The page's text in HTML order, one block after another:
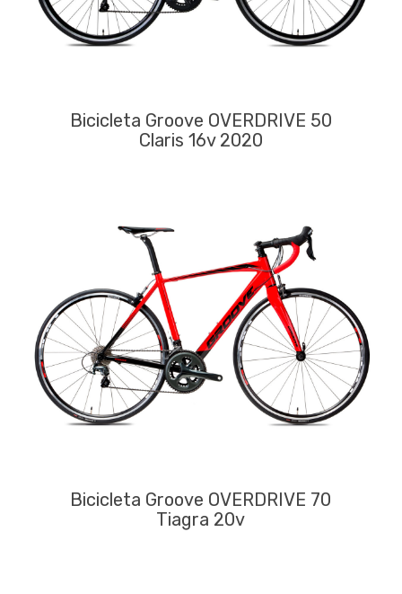
Bicicleta Groove OVERDRIVE 50
Claris 16v 2020
Bicicleta Groove OVERDRIVE 70
Tiagra 20v